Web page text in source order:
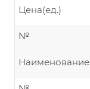
Цена(ед.)
№
Наименование